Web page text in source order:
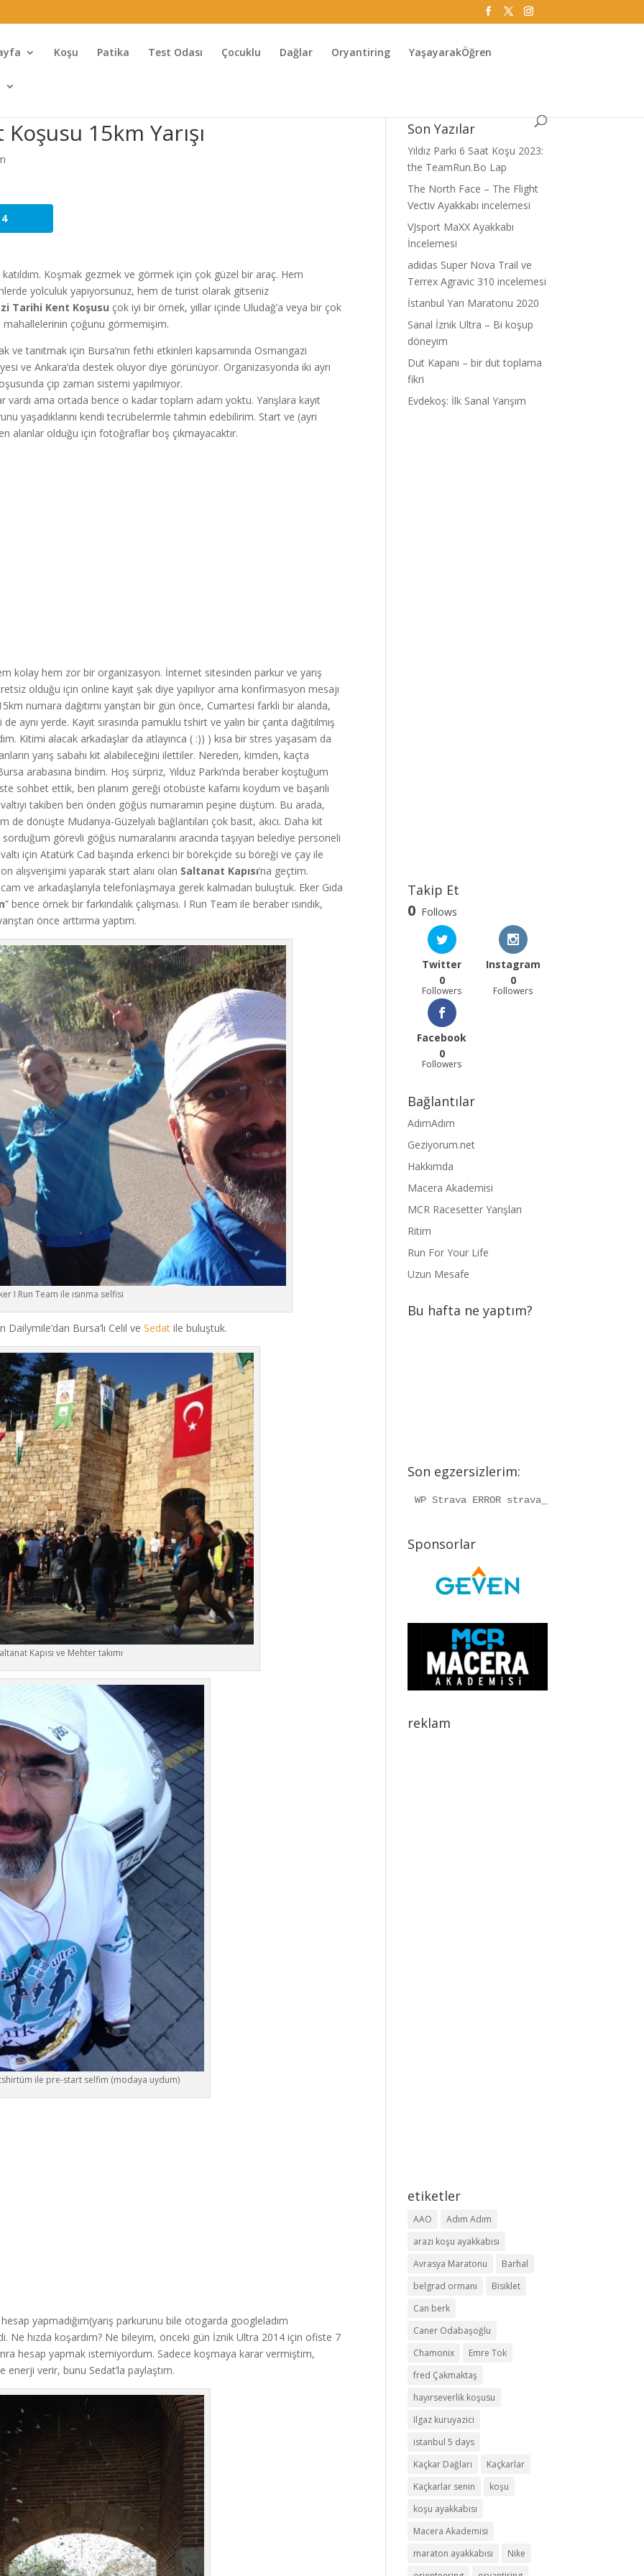
Koşu Patika Test Odası Çocuklu Dağlar Oryantiring YaşayarakÖğren
15km Yarışı
4
Koşmak gezmek ve görmek için çok güzel bir araç. Hem
yolculuk yapıyorsunuz, hem de turist olarak gitseniz
Tarihi Kent Koşusu çok iyi bir örnek, yıllar içinde Uludağ’a veya bir çok
mahallelerinin çoğunu görmemişim.
ve tanıtmak için Bursa’nın fethi etkinleri kapsamında Osmangazi
ve Ankara’da destek oluyor diye görünüyor. Organizasyonda iki ayrı
çip zaman sistemi yapılmıyor.
vardı ama ortada bence o kadar toplam adam yoktu. Yarışlara kayıt
yaşadıklarını kendi tecrübelermle tahmin edebilirim. Start ve (ayrı
alanlar olduğu için fotoğraflar boş çıkmayacaktır.
kolay hem zor bir organizasyon. İnternet sitesinden parkur ve yarış
olduğu için online kayıt şak diye yapılıyor ama konfirmasyon mesajı
numara dağıtımı yarıştan bir gün önce, Cumartesi farklı bir alanda,
aynı yerde. Kayıt sırasında pamuklu tshirt ve yalın bir çanta dağıtılmış
Kitimi alacak arkadaşlar da atlayınca ( :)) ) kısa bir stres yaşasam da
yarış sabahı kit alabileceğini ilettiler. Nereden, kimden, kaçta
arabasına bindim. Hoş sürpriz, Yılduz Parkı’nda beraber koştuğum
sohbet ettik, ben planım gereği otobüste kafamı koydum ve başarılı
takiben ben önden göğüs numaramın peşine düştüm. Bu arada,
de dönüşte Mudanya-Güzelyalı bağlantıları çok basit, akıcı. Daha kit
görevli göğüs numaralarını aracında taşıyan belediye personeli
için Atatürk Cad başında erkenci bir börekçide su böreği ve çay ile
alışverişimi yaparak start alanı olan Saltanat Kapısı‘na geçtim.
ve arkadaşlarıyla telefonlaşmaya gerek kalmadan buluştuk. Eker Gıda
” bence örnek bir farkındalık çalışması. I Run Team ile beraber ısındık,
önce arttırma yaptım.
I Run Team ile ısınma selfisi
Bursa’lı Celil veSedat ile buluştuk.
Kapısı ve Mehter takımı
ile pre-start selfim (modaya uydum)
yapmadığım(yarış parkurunu bile otogarda googleladım
Ne hızda koşardım? Ne bileyim, önceki gün İznik Ultra 2014 için ofiste 7
hesap yapmak istemiyordum. Sadece koşmaya karar vermiştim,
verir, bunu Sedat’la paylaştım.
Son Yazılar
Yıldız Parkı 6 Saat Koşu 2023:
the TeamRun.Bo Lap
The North Face – The Flight
Vectiv Ayakkabı incelemesi
VJsport MaXX Ayakkabı
İncelemesi
adidas Super Nova Trail ve
Terrex Agravic 310 incelemesi
İstanbul Yarı Maratonu 2020
Sanal İznik Ultra – Bi koşup
döneyim
Dut Kapanı – bir dut toplama
fikri
Evdekoş: İlk Sanal Yarışım
Takip Et
0 Follows
Twitter
0
Followers
Instagram
0
Followers
Facebook
0
Followers
Bağlantılar
AdımAdım
Geziyorum.net
Hakkımda
Macera Akademisi
MCR Racesetter Yarışları
Ritim
Run For Your Life
Uzun Mesafe
Bu hafta ne yaptım?
Son egzersizlerim:
WP Strava ERROR strava_info should
Sponsorlar
reklam
etiketler
AAO
Adım Adım
arazi koşu ayakkabısı
Avrasya Maratonu
Barhal
belgrad ormanı
Bisiklet
Can berk
Caner Odabaşoğlu
Chamonix
Emre Tok
fred Çakmaktaş
hayırseverlik koşusu
Ilgaz kuruyazici
istanbul 5 days
Kaçkar Dağları
Kaçkarlar
Kaçkarlar senin
koşu
koşu ayakkabısı
Macera Akademisi
maraton ayakkabısı
Nike